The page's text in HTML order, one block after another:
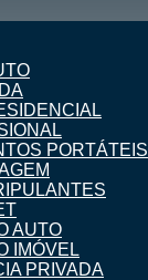
PORTÁTEIS
AUTO
IMÓVEL
PRIVADA